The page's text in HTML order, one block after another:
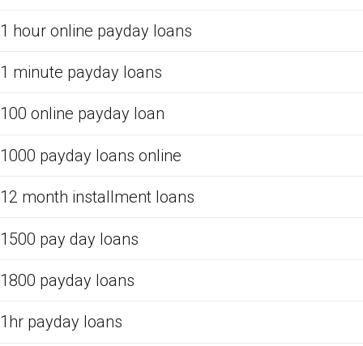
1 hour online payday loans
1 minute payday loans
100 online payday loan
1000 payday loans online
12 month installment loans
1500 pay day loans
1800 payday loans
1hr payday loans